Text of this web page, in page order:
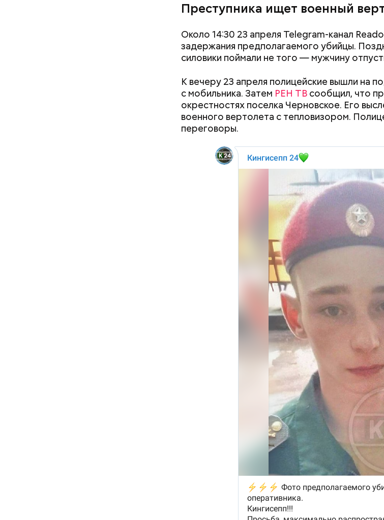
Преступника ищет военный
Около 14:30 23 апреля Telegram-канал
задержания предполагаемого убийцы.
силовики поймали не того — мужчину
К вечеру 23 апреля полицейские вышли на
с мобильника. Затем РЕН ТВ сообщил, что
окрестностях поселка Черновское. Его
военного вертолета с тепловизором.
переговоры.
Как поменять батареи дома и
не получить штраф